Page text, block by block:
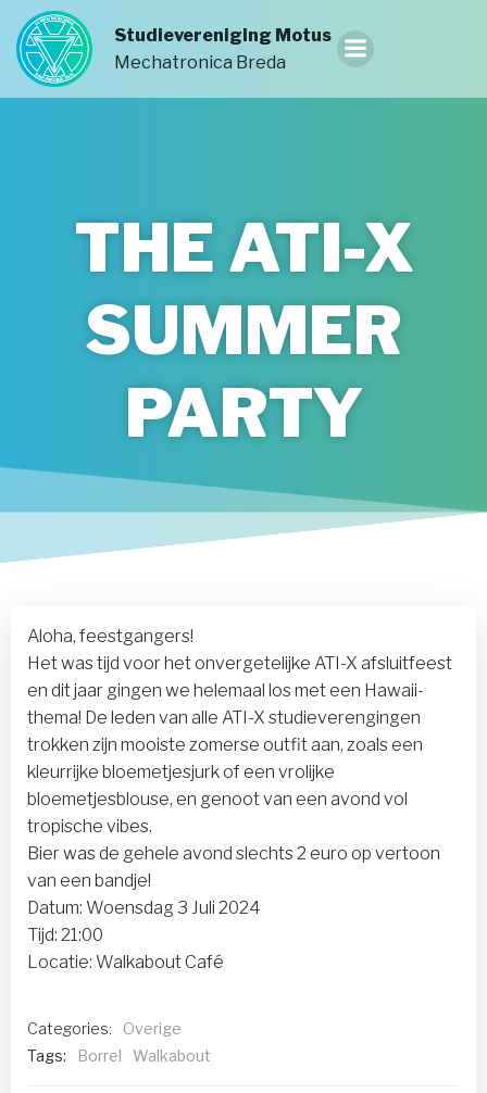
naar
de
Studievereniging Motus
Mechatronica Breda
THE ATI-X
SUMMER
PARTY
Aloha, feestgangers!
Het was tijd voor het onvergetelijke ATI-X afsluitfeest
en dit jaar gingen we helemaal los met een Hawaii-
thema! De leden van alle ATI-X studieverengingen
trokken zijn mooiste zomerse outfit aan, zoals een
kleurrijke bloemetjesjurk of een vrolijke
bloemetjesblouse, en genoot van een avond vol
tropische vibes.
Bier was de gehele avond slechts 2 euro op vertoon
van een bandje!
Datum: Woensdag 3 Juli 2024
Tijd: 21:00
Locatie: Walkabout Café
Categories:
Overige
Tags:
Borrel Walkabout